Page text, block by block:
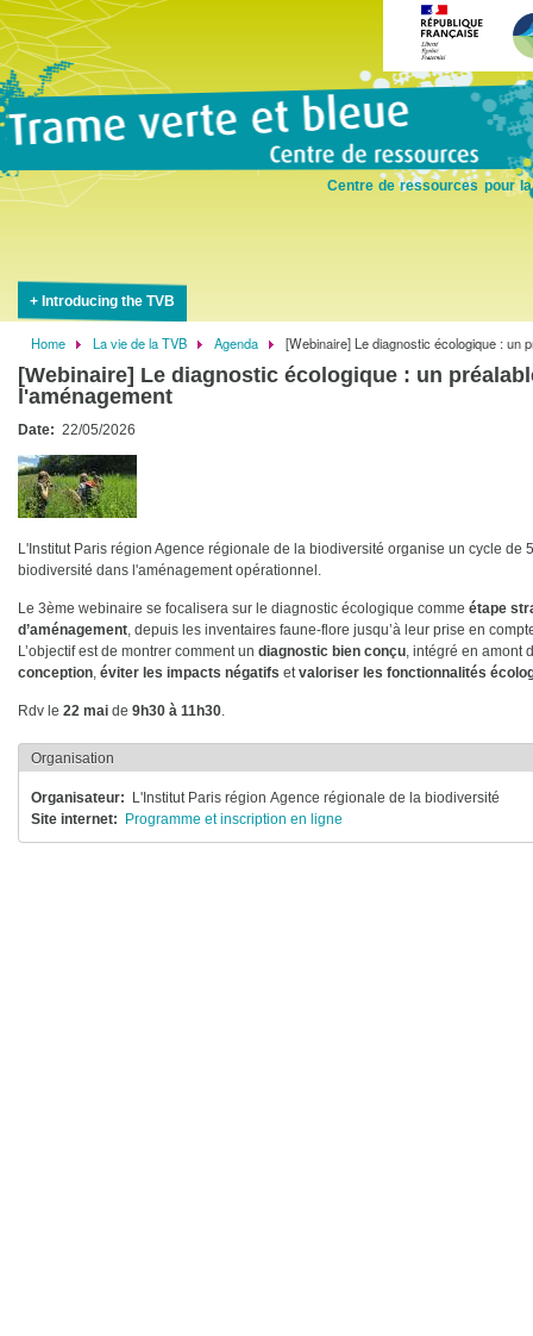
Centre de ressources pour
Introducing the TVB
Breadcrumb
Home La vie de la TVB Agenda [Webinaire] Le diagnostic écologique : un
[Webinaire] Le diagnostic écologique : un
l'aménagement
Date 22/05/2026
L'Institut Paris région Agence régionale de la biodiversité organise un cycle de
biodiversité dans l'aménagement opérationnel.
Le 3ème webinaire se focalisera sur le diagnostic écologique comme étape
d’aménagement, depuis les inventaires faune-flore jusqu’à leur prise en
L’objectif est de montrer comment un diagnostic bien conçu, intégré en amont
conception, éviter les impacts négatifs etvaloriser les fonctionnalités
Rdv le 22 mai de 9h30 à 11h30.
Organisation
Organisateur
L'Institut Paris région Agence régionale de la biodiversité
Site internet
Programme et inscription en ligne